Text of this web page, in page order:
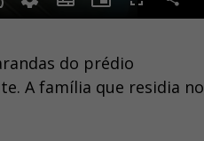
do prédio
A família que residia no